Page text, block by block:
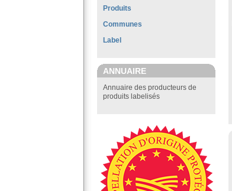
Produits
Communes
Label
ANNUAIRE
Annuaire des producteurs de
produits labelisés